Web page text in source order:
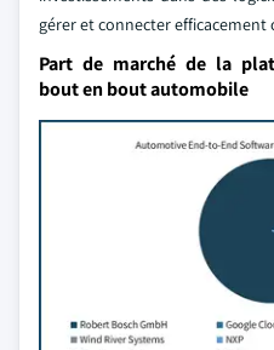
gérer et connecter efficacement
Part de marché de la
bout en bout automobile